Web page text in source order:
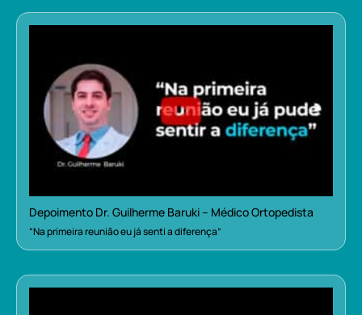
Depoimento Dr. Guilherme Baruki – Médico Ortopedista
“Na primeira reunião eu já senti a diferença”